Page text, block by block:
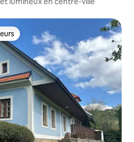
les plus appréciés